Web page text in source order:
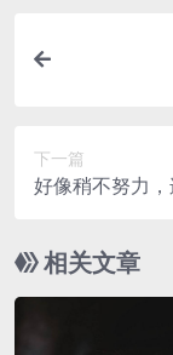
下一篇
好像稍不努力，
相关文章